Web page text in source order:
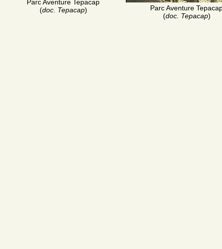
Parc Aventure Tepacap
(doc. Tepacap)
Parc Aventure
(doc. Tepacap)